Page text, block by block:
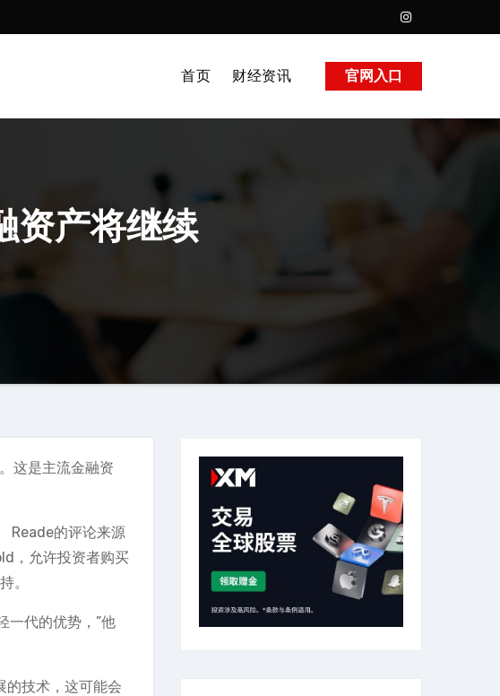
首页 财经资讯 官网入口
资产将继续
这是主流金融资
Reade的评论来源
，允许投资者购买
。
一代的优势，”他
的技术，这可能会